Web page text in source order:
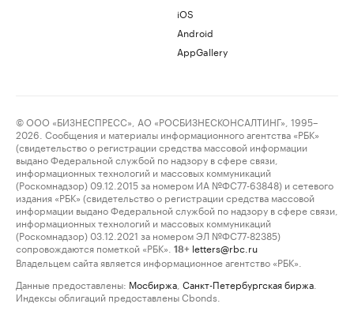
iOS
Android
AppGallery
© ООО «БИЗНЕСПРЕСС», АО «РОСБИЗНЕСКОНСАЛТИНГ», 1995–
2026. Сообщения и материалы информационного агентства «РБК»
(свидетельство о регистрации средства массовой информации
выдано Федеральной службой по надзору в сфере связи,
информационных технологий и массовых коммуникаций
(Роскомнадзор) 09.12.2015 за номером ИА №ФС77-63848) и сетевого
издания «РБК» (свидетельство о регистрации средства массовой
информации выдано Федеральной службой по надзору в сфере связи,
информационных технологий и массовых коммуникаций
(Роскомнадзор) 03.12.2021 за номером ЭЛ №ФС77-82385)
сопровождаются пометкой «РБК».
18+ letters@rbc.ru
Владельцем сайта является информационное агентство «РБК».
Данные предоставлены: Мосбиржа Санкт-Петербургская биржа
Индексы облигаций предоставлены Cbonds.